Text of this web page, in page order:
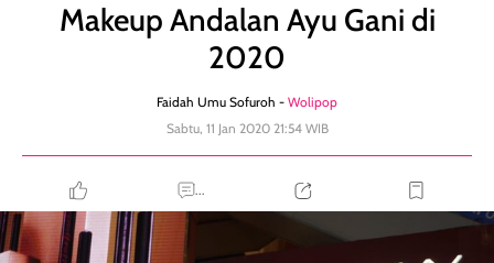
Makeup Andalan Ayu Gani di
2020
Faidah Umu Sofuroh - Wolipop
Sabtu, 11 Jan 2020 21:54 WIB
...